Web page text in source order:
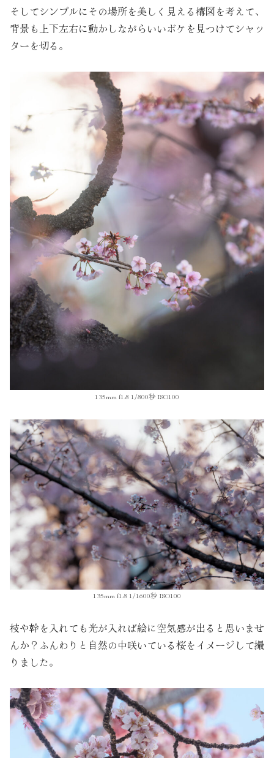
そしてシンプルにその場所を美しく見える構図を考えて、
背景も上下左右に動かしながらいいボケを見つけてシャッ
ターを切る。
135mm f1.8 1/800秒 ISO100
135mm f1.8 1/1600秒 ISO100
枝や幹を入れても光が入れば絵に空気感が出ると思いませ
んか？ふんわりと自然の中咲いている桜をイメージして撮
りました。